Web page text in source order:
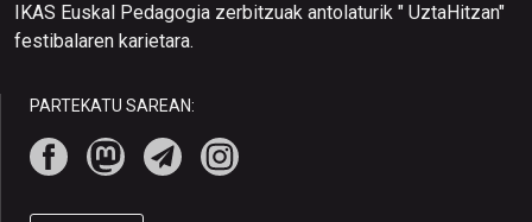
IKAS Euskal Pedagogia zerbitzuak antolaturik " UztaHitzan"
festibalaren karietara.
PARTEKATU SAREAN: